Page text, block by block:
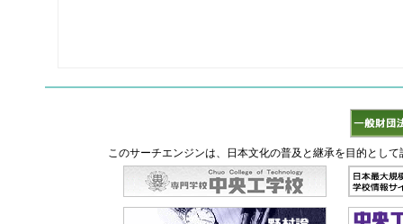
このサーチエンジンは、日本文化の普及と継承を目的とし